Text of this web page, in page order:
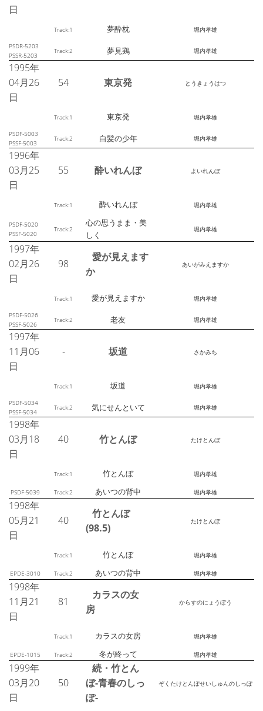
日
Track:1 夢酔枕 堀内孝雄
PSDR-5203
PSSR-5203
Track:2 夢見鶏 堀内孝雄
1995年
04月26
日
54 東京発 とうきょうはつ
Track:1 東京発 堀内孝雄
PSDF-5003
PSSF-5003
Track:2 白髪の少年 堀内孝雄
1996年
03月25
日
55 酔いれんぼ よいれんぼ
Track:1 酔いれんぼ 堀内孝雄
PSDF-5020
PSSF-5020
Track:2
心の思うまま・美
しく
堀内孝雄
1997年
02月26
日
98
愛が見えます
か
あいがみえますか
Track:1 愛が見えますか 堀内孝雄
PSDF-5026
PSSF-5026
Track:2 老友 堀内孝雄
1997年
11月06
日
- 坂道 さかみち
Track:1 坂道 堀内孝雄
PSDF-5034
PSSF-5034
Track:2 気にせんといて 堀内孝雄
1998年
03月18
日
40 竹とんぼ たけとんぼ
Track:1 竹とんぼ 堀内孝雄
PSDF-5039 Track:2 あいつの背中 堀内孝雄
1998年
05月21
日
40
竹とんぼ
(98.5)
たけとんぼ
Track:1 竹とんぼ 堀内孝雄
EPDE-3010 Track:2 あいつの背中 堀内孝雄
1998年
11月21
日
81
カラスの女
房
からすのにょうぼう
Track:1 カラスの女房 堀内孝雄
EPDE-1015 Track:2 冬が終って 堀内孝雄
1999年
03月20
日
50
続・竹とん
ぼ-青春のしっ
ぽ-
ぞくたけとんぼせいしゅんのしっぽ